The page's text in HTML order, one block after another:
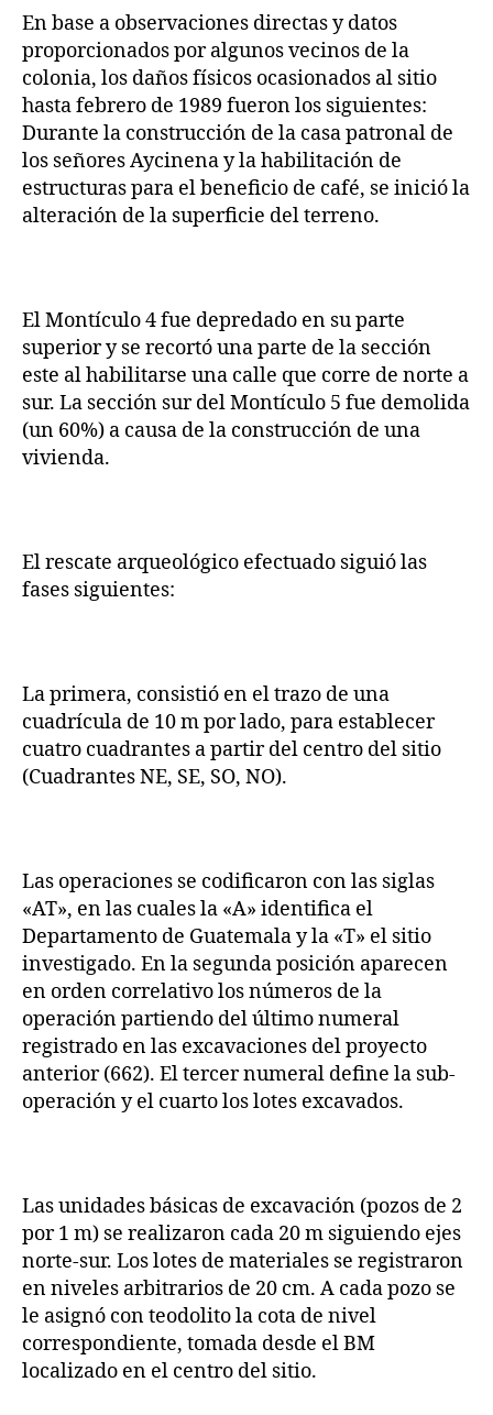
En base a observaciones directas y datos
proporcionados por algunos vecinos de la
colonia, los daños físicos ocasionados al sitio
hasta febrero de 1989 fueron los siguientes:
Durante la construcción de la casa patronal de
los señores Aycinena y la habilitación de
estructuras para el beneficio de café, se inició la
alteración de la superficie del terreno.
El Montículo 4 fue depredado en su parte
superior y se recortó una parte de la sección
este al habilitarse una calle que corre de norte a
sur. La sección sur del Montículo 5 fue demolida
(un 60%) a causa de la construcción de una
vivienda.
El rescate arqueológico efectuado siguió las
fases siguientes:
La primera, consistió en el trazo de una
cuadrícula de 10 m por lado, para establecer
cuatro cuadrantes a partir del centro del sitio
(Cuadrantes NE, SE, SO, NO).
Las operaciones se codificaron con las siglas
«AT», en las cuales la «A» identifica el
Departamento de Guatemala y la «T» el sitio
investigado. En la segunda posición aparecen
en orden correlativo los números de la
operación partiendo del último numeral
registrado en las excavaciones del proyecto
anterior (662). El tercer numeral define la sub-
operación y el cuarto los lotes excavados.
Las unidades básicas de excavación (pozos de 2
por 1 m) se realizaron cada 20 m siguiendo ejes
norte-sur. Los lotes de materiales se registraron
en niveles arbitrarios de 20 cm. A cada pozo se
le asignó con teodolito la cota de nivel
correspondiente, tomada desde el BM
localizado en el centro del sitio.